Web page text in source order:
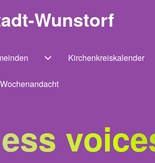
Wunstorf
Kirchenkreiskalender
Wochenandacht